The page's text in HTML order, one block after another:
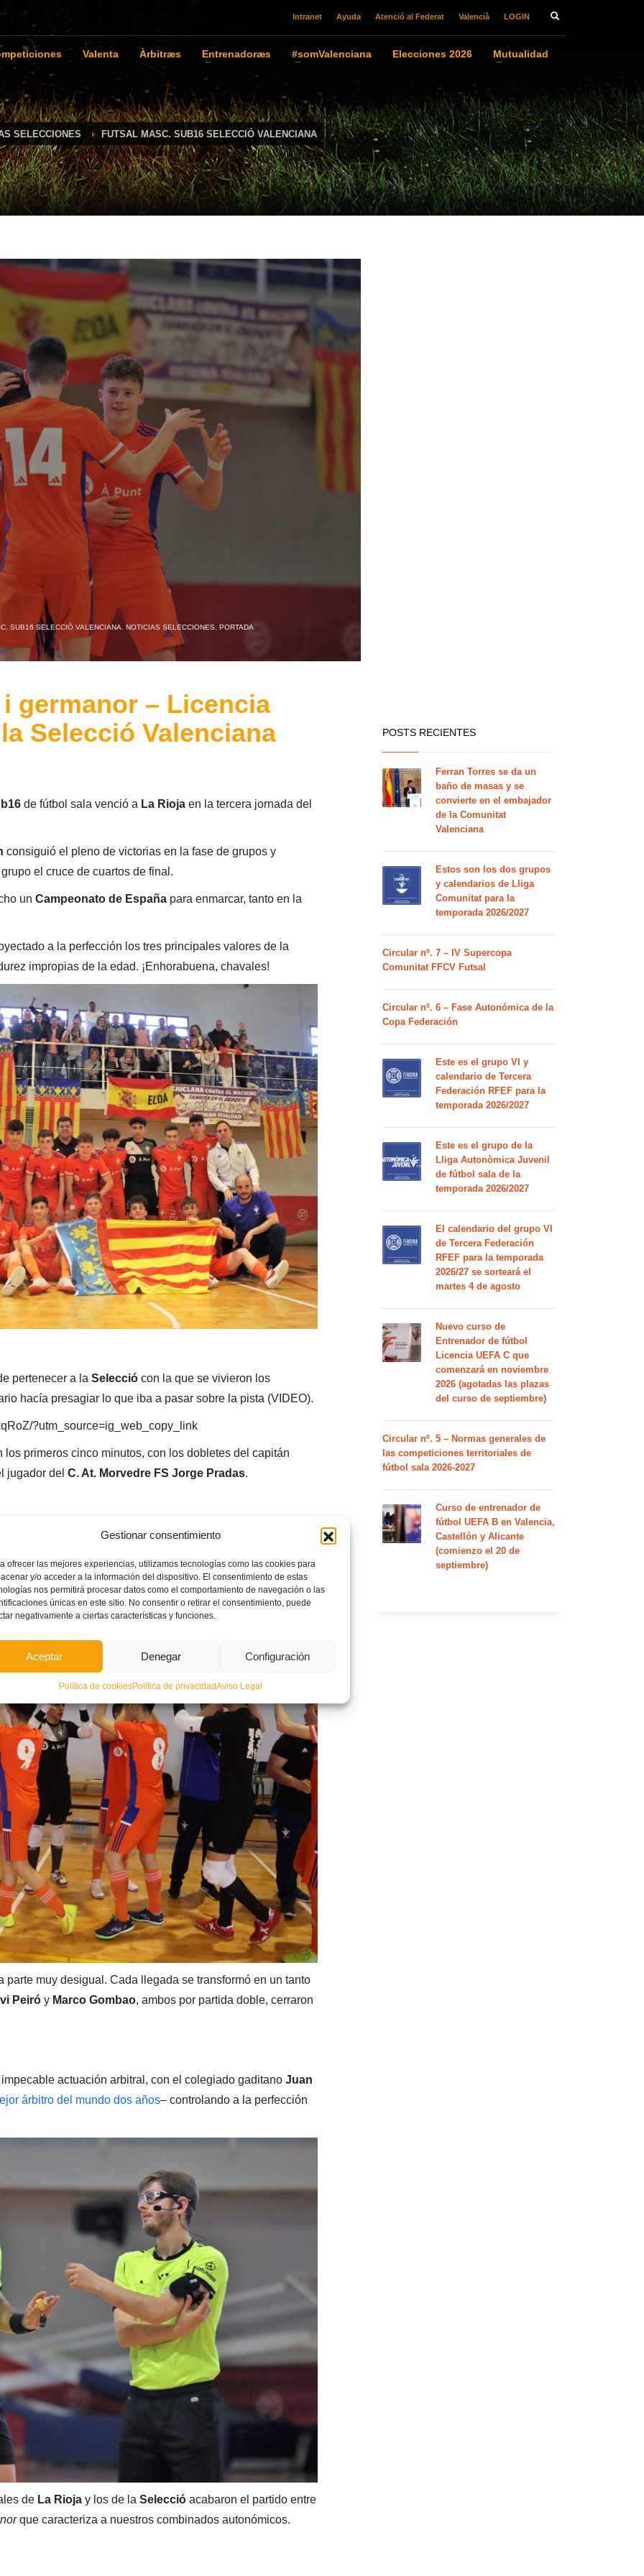
Gestionar consentimiento
ofrecer las mejores experiencias, utilizamos tecnologías como las cookies para
y/o acceder a la información del dispositivo. El consentimiento de estas
nos permitirá procesar datos como el comportamiento de navegación o las
únicas en este sitio. No consentir o retirar el consentimiento, puede
negativamente a ciertas características y funciones.
Aceptar Denegar Configuración
Política de cookiesPolítica de privacidadAviso Legal
Intranet Ayuda Atenció al Federat Valencià LOGIN
Valenta Àrbitræs Entrenadoræs #somValenciana Elecciones 2026 Mutualidad
SELECCIONES FUTSAL MASC. SUB16 SELECCIÓ VALENCIANA
SUB16 SELECCIÓ VALENCIANA NOTICIAS SELECCIONES, PORTADA
germanor – Licencia
Selecció Valenciana
de fútbol sala venció a La Rioja en la tercera jornada del
consiguió el pleno de victorias en la fase de grupos y
el cruce de cuartos de final.
un Campeonato de Españapara enmarcar, tanto en la
a la perfección los tres principales valores de la
impropias de la edad. ¡Enhorabuena, chavales!
pertenecer a la Selecciócon la que se vivieron los
hacía presagiar lo que iba a pasar sobre la pista (VIDEO).
?utm_source=ig_web_copy_link
primeros cinco minutos, con los dobletes del capitán
jugador del C. At. Morvedre FS Jorge Pradas.
las consignas necesarias a sus jugadores en un tiempo
a todos los jugadores del banquillo, que afrontaron con
por delante.
muy desigual. Cada llegada se transformó en un tanto
Peiró y Marco Gombao, ambos por partida doble, cerraron
actuación arbitral, con el colegiado gaditano Juan
árbitro del mundo dos años– controlando a la perfección
de La Rioja y los de la Seleccióacabaron el partido entre
que caracteriza a nuestros combinados autonómicos.
POSTS RECIENTES
Ferran Torres se da un
baño de masas y se
convierte en el embajador
de la Comunitat
Valenciana
Estos son los dos grupos
y calendarios de Lliga
Comunitat para la
temporada 2026/2027
Circular nº. 7 – IV Supercopa
Comunitat FFCV Futsal
Circular nº. 6 – Fase Autonómica de la
Copa Federación
Este es el grupo VI y
calendario de Tercera
Federación RFEF para la
temporada 2026/2027
Este es el grupo de la
Lliga Autonòmica Juvenil
de fútbol sala de la
temporada 2026/2027
El calendario del grupo VI
de Tercera Federación
RFEF para la temporada
2026/27 se sorteará el
martes 4 de agosto
Nuevo curso de
Entrenador de fútbol
Licencia UEFA C que
comenzará en noviembre
2026 (agotadas las plazas
del curso de septiembre)
Circular nº. 5 – Normas generales de
las competiciones territoriales de
fútbol sala 2026-2027
Curso de entrenador de
fútbol UEFA B en Valencia,
Castellón y Alicante
(comienzo el 20 de
septiembre)